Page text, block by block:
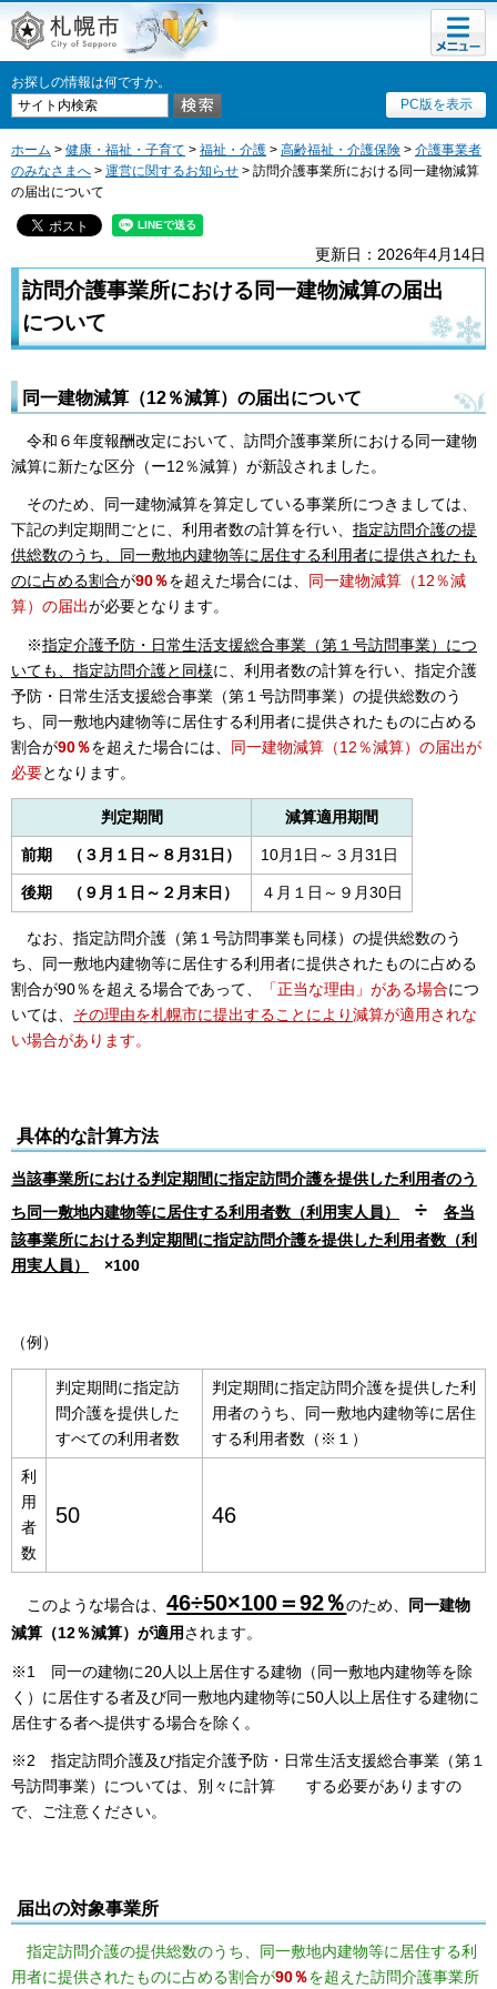
札幌市
お探しの情報は何ですか。
PC版を表示
メニュ
ー
ホーム > 健康・福祉・子育て > 福祉・介護 > 高齢福祉・介護保険 > 介護事業者
のみなさまへ > 運営に関するお知らせ > 訪問介護事業所における同一建物減算
の届出について
更新日：2026年4月14日
訪問介護事業所における同一建物減算の届出
について
同一建物減算（12％減算）の届出について
令和６年度報酬改定において、訪問介護事業所における同一建物
減算に新たな区分（ー12％減算）が新設されました。
そのため、同一建物減算を算定している事業所につきましては、
下記の判定期間ごとに、利用者数の計算を行い、 指定訪問介護の提
供総数のうち、同一敷地内建物等に居住する利用者に提供されたも
のに占める割合が90％を超えた場合には、 同一建物減算（12％減
算） の届出が必要となります。
※指定介護予防・日常生活支援総合事業（第１号訪問事業）につ
いても、指定訪問介護と同様に、利用者数の計算を行い、指定介護
予防・日常生活支援総合事業（第１号訪問事業）の提供総数のう
ち、同一敷地内建物等に居住する利用者に提供されたものに占める
割合が90％を超えた場合には、 同一建物減算（12％減算）の届出が
必要となります。
判定期間 減算適用期間
前期 （３月１日～８月31日） 10月1日～３月31日
後期 （９月１日～２月末日） ４月１日～９月30日
なお、指定訪問介護（第１号訪問事業も同様）の提供総数のう
ち、同一敷地内建物等に居住する利用者に提供されたものに占める
割合が90％を超える場合であって、
「正当な理由」がある場合につ
いては、 その理由を札幌市に提出することにより減算が適用されな
い場合があります。
具体的な計算方法
当該事業所における判定期間に指定訪問介護を提供した利用者のう
ち同一敷地内建物等に居住する利用者数（利用実人員）
÷
各当
該事業所における判定期間に指定訪問介護を提供した利用者数（利
用実人員）
×100
（例）
判定期間に指定訪
問介護を提供した
すべての利用者数
判定期間に指定訪問介護を提供した利
用者のうち、同一敷地内建物等に居住
する利用者数（※１）
利
用
者
数
50 46
このような場合は、46÷50×100＝92％のため、
同一建物
減算（12％減算）が適用されます。
※1 同一の建物に20人以上居住する建物（同一敷地内建物等を除
く）に居住する者及び同一敷地内建物等に50人以上居住する建物に
居住する者へ提供する場合を除く。
※2 指定訪問介護及び指定介護予防・日常生活支援総合事業（第１
号訪問事業）については、別々に計算 する必要がありますの
で、ご注意ください。
届出の対象事業所
指定訪問介護の提供総数のうち、同一敷地内建物等に居住する利
用者に提供されたものに占める割合が90％を超えた訪問介護事業所